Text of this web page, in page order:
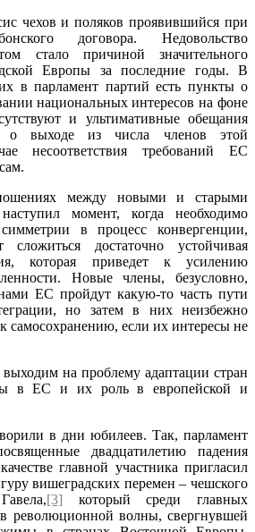
чехов и поляков проявившийся при
договора. Недовольство
стало причиной значительного
Европы за последние годы. В
в парламент партий есть пункты о
национальных интересов на фоне
и ультимативные обещания
о выходе из числа членов этой
несоответствия требований ЕС
между новыми и старыми
момент, когда необходимо
в процесс конвергенции,
достаточно устойчивая
которая приведет к усилению
Новые члены, безусловно,
ЕС пройдут какую-то часть пути
но затем в них неизбежно
самосохранению, если их интересы не
на проблему адаптации стран
в ЕС и их роль в европейской и
в дни юбилеев. Так, парламент
двадцатилетию падения
главной участника пригласил
вишеградских перемен – чешского
[3] который среди главных
революционной волны, свергнувшей